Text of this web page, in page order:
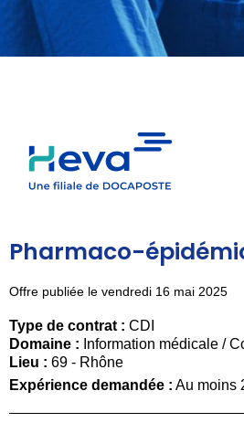
Pharmaco-
Offre publiée le vendredi 16 mai 2025
Type de contrat : CDI
Domaine : Information médicale /
Lieu : 69 - Rhône
Expérience demandée : Au moins